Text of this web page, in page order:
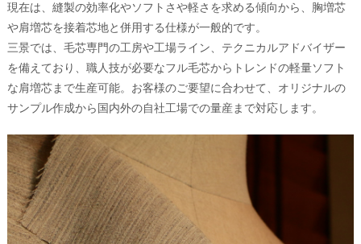
現在は、縫製の効率化やソフトさや軽さを求める傾向から、胸増芯
や肩増芯を接着芯地と併用する仕様が一般的です。
三景では、毛芯専門の工房や工場ライン、テクニカルアドバイザー
を備えており、職人技が必要なフル毛芯からトレンドの軽量ソフト
な肩増芯まで生産可能。お客様のご要望に合わせて、オリジナルの
サンプル作成から国内外の自社工場での量産まで対応します。